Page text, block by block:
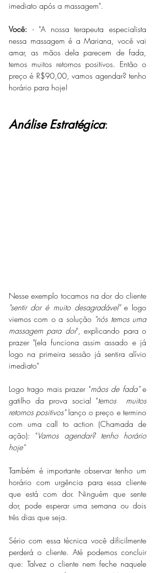
imediato após a massagem".
Você: - "A nossa terapeuta especialista
nessa massagem é a Mariana, você vai
amar, as mãos dela parecem de fada,
temos muitos retornos positivos. Então o
preço é R$90,00, vamos agendar? tenho
horário para hoje!
Análise Estratégica:
"sentir dor é muito desagradável" e logo
viemos com o a solução "nós temos uma
massagem para dor", explicando para o
prazer "(ela funciona assim assado e já
logo na primeira sessão já sentira alívio
imediato"
Logo trago mais prazer "mãos de fada" e
gatilho da prova social "temos  muitos
retornos positivos" lanço o preço e termino
com uma call to action (Chamada de
ação): "Vamos agendar? tenho horário
hoje"
Também é importante observar tenho um
horário com urgência para essa cliente
que está com dor. Ninguém que sente
dor, pode esperar uma semana ou dois
três dias que seja.
Sério com essa técnica você dificilmente
perderá o cliente. Até podemos concluir
que: Talvez o cliente nem feche naquele